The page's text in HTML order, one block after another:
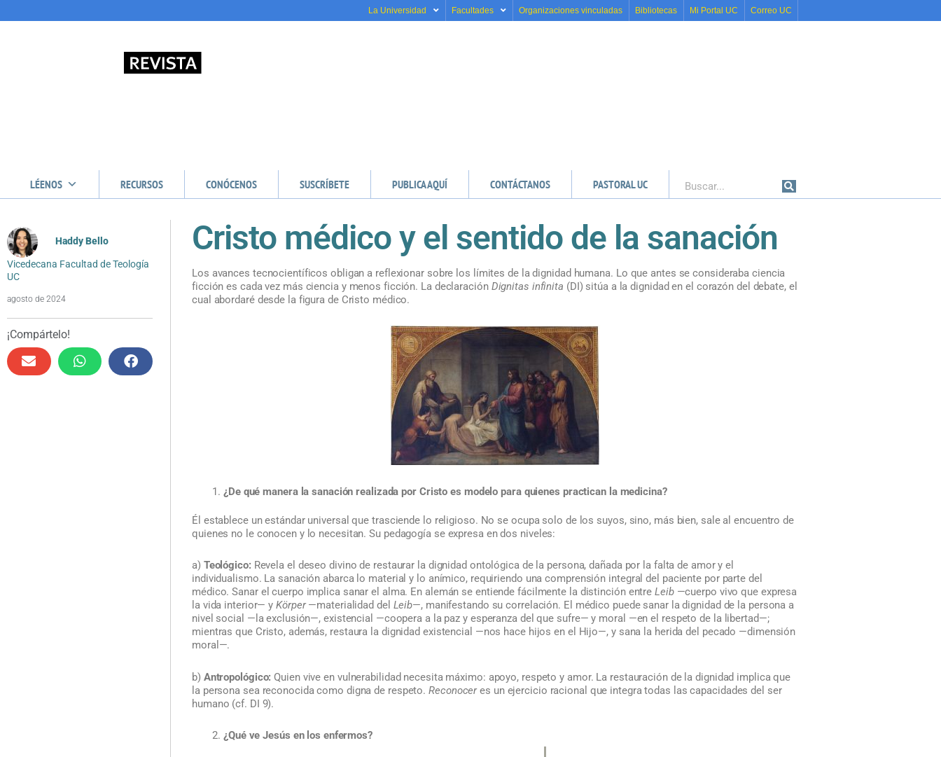
La Universidad Facultades Organizaciones vinculadas Bibliotecas Mi Portal UC Correo UC
LÉENOS RECURSOS CONÓCENOS SUSCRÍBETE PUBLICA AQUÍ CONTÁCTANOS PASTORAL UC Buscar
Haddy Bello
Vicedecana Facultad de Teología
UC
agosto de 2024
¡Compártelo!
Cristo médico y el sentido de la sanación
Los avances tecnocientíficos obligan a reflexionar sobre los límites de la dignidad humana. Lo que antes se consideraba ciencia
ficción es cada vez más ciencia y menos ficción. La declaración Dignitas infinita (DI) sitúa a la dignidad en el corazón del debate, el
cual abordaré desde la figura de Cristo médico.
¿De qué manera la sanación realizada por Cristo es modelo para quienes practican la medicina?
Él establece un estándar universal que trasciende lo religioso. No se ocupa solo de los suyos, sino, más bien, sale al encuentro de
quienes no le conocen y lo necesitan. Su pedagogía se expresa en dos niveles:
a) Teológico: Revela el deseo divino de restaurar la dignidad ontológica de la persona, dañada por la falta de amor y el
individualismo. La sanación abarca lo material y lo anímico, requiriendo una comprensión integral del paciente por parte del
médico. Sanar el cuerpo implica sanar el alma. En alemán se entiende fácilmente la distinción entreLeib—cuerpo vivo que expresa
la vida interior— yKörper—materialidad del Leib—, manifestando su correlación. El médico puede sanar la dignidad de la persona a
nivel social —la exclusión—, existencial —coopera a la paz y esperanza del que sufre— y moral —en el respeto de la libertad—;
mientras que Cristo, además, restaura la dignidad existencial —nos hace hijos en el Hijo—, y sana la herida del pecado —dimensión
moral—.
b) Antropológico: Quien vive en vulnerabilidad necesita máximo: apoyo, respeto y amor. La restauración de la dignidad implica que
la persona sea reconocida como digna de respeto.Reconoceres un ejercicio racional que integra todas las capacidades del ser
humano (cf. DI 9).
¿Qué ve Jesús en los enfermos?